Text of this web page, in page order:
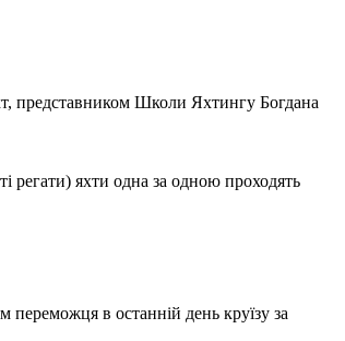
представником Школи Яхтингу Богдана
регати) яхти одна за одною проходять
в останній день круїзу за